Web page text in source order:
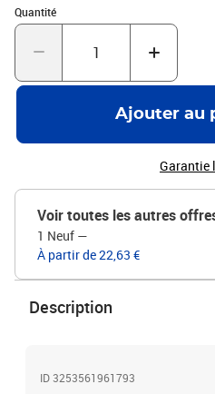
stockage pratique pour vos articles
votre téléphone mobile Les outils
livraison Matériel: Polyamide: 100%
Quantité
Quantité : 1
Ajouter au
Garantie
Voir toutes les autres
1 Neuf —
À partir de 22,63 €
Description
ID 3253561961793